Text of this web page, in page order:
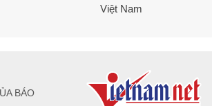
Việt Nam
BÁO